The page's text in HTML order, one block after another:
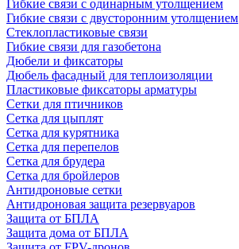
Гибкие связи с одинарным утолщением
Гибкие связи с двусторонним утолщением
Стеклопластиковые связи
Гибкие связи для газобетона
Дюбели и фиксаторы
Дюбель фасадный для теплоизоляции
Пластиковые фиксаторы арматуры
Сетки для птичников
Сетка для цыплят
Сетка для курятника
Сетка для перепелов
Сетка для брудера
Сетка для бройлеров
Антидроновые сетки
Антидроновая защита резервуаров
Защита от БПЛА
Защита дома от БПЛА